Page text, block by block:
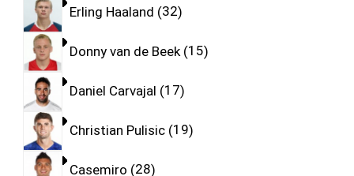
Erling Haaland 32
Donny van de Beek 15
Daniel Carvajal 17
Christian Pulisic 19
Casemiro 28